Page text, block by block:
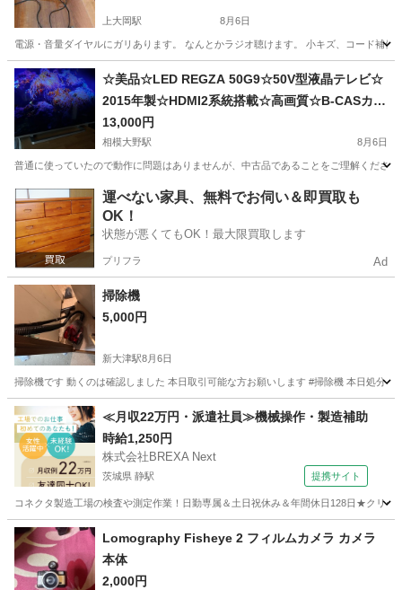
上大岡駅 8月6日
電源・音量ダイヤルにガリあります。 なんとかラジオ聴けます。 小キズ、コード補修
神奈川 横浜市 上大岡駅
☆美品☆LED REGZA 50G9☆50V型液晶テレビ☆
2015年製☆HDMI2系統搭載☆高画質☆B-CASカー
ド付☆
13,000円
相模大野駅 8月6日
普通に使っていたので動作に問題はありませんが、中古品であることをご理解くださ
神奈川 相模原市 相模大野駅 テレビ
運べない家具、無料でお伺い＆即買取も
OK！
状態が悪くてもOK！最大限買取します
プリフラ Ad
掃除機
5,000円
新大津駅8月6日
掃除機です 動くのは確認しました 本日取引可能な方お願いします #掃除機 本日処分し
神奈川 横須賀市 新大津駅 生活家電
≪月収22万円・派遣社員≫機械操作・製造補助
時給1,250円
株式会社BREXA Next
茨城県 静駅 提携サイト
コネクタ製造工場の検査や測定作業！日勤専属＆土日祝休み＆年間休日128日★クリ
茨城 常陸大宮市Lomography Fisheye 2 フィルムカメラ カメラ
本体
2,000円